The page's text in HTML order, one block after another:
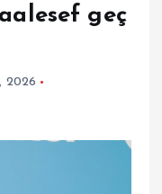
geç
2026